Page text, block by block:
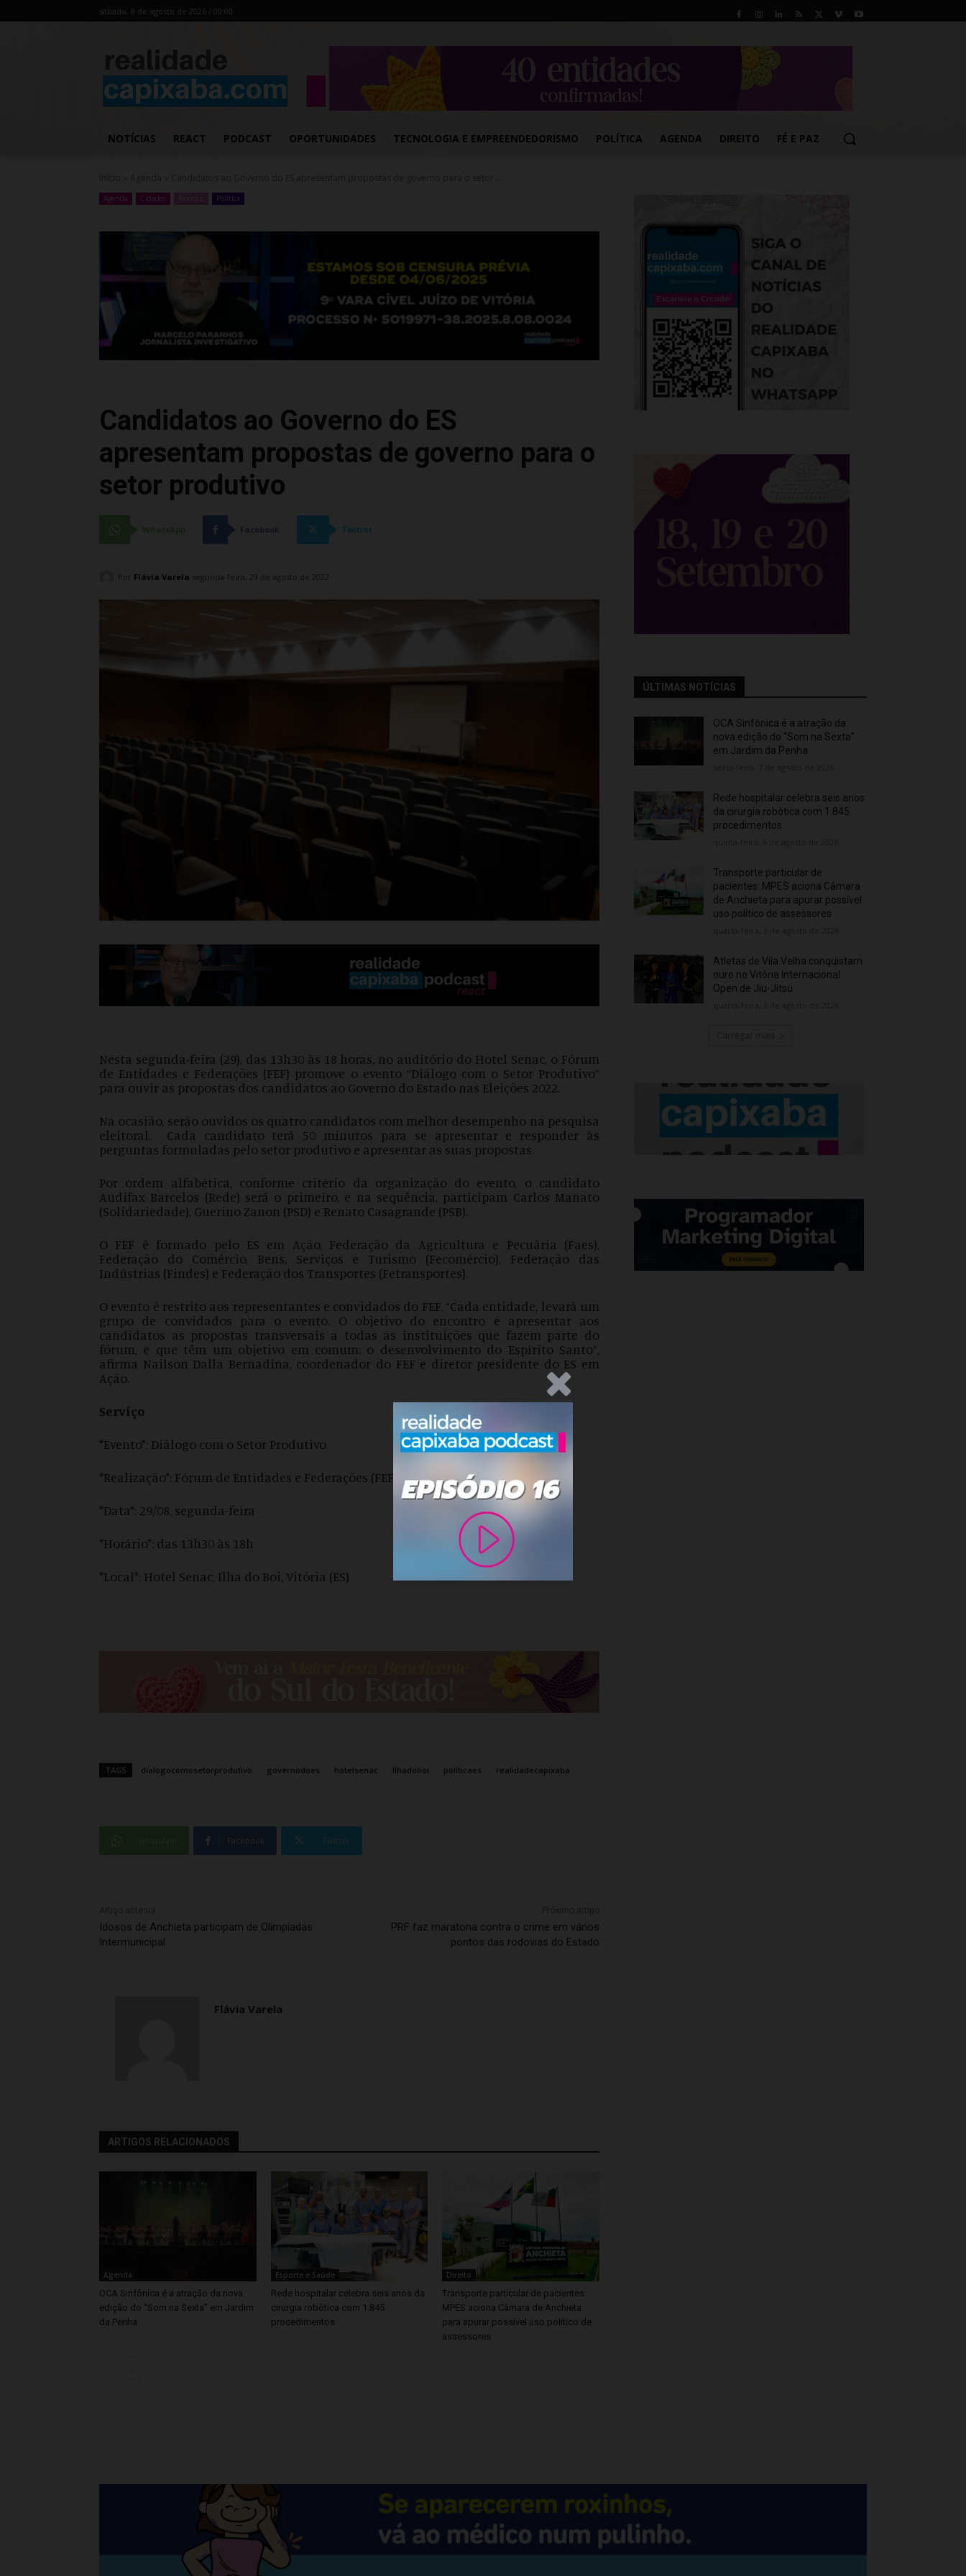
sábado, 8 de agosto de 2026 / 00:00
NOTÍCIAS REACT PODCAST OPORTUNIDADES TECNOLOGIA E EMPREENDEDORISMO POLÍTICA AGENDA DIREITO FÉ E PAZ
Agenda Cidades Política
Candidatos ao Governo do ES
apresentam propostas de governo para o
setor produtivo
Facebook Twitter
Por Flávia Varela segunda-feira, 29 de agosto de 2022
Nesta segunda-feira (29), das 13h30 às 18 horas, no auditório do Hotel Senac, o Fórum
de Entidades e Federações (FEF) promove o evento “Diálogo com o Setor Produtivo”
para ouvir as propostas dos candidatos ao Governo do Estado nas Eleições 2022.
Na ocasião, serão ouvidos os quatro candidatos com melhor desempenho na pesquisa
eleitoral. Cada candidato terá 50 minutos para se apresentar e responder às
perguntas formuladas pelo setor produtivo e apresentar as suas propostas.
Por ordem alfabética, conforme critério da organização do evento, o candidato
Audifax Barcelos (Rede) será o primeiro, e na sequência, participam Carlos Manato
(Solidariedade), Guerino Zanon (PSD) e Renato Casagrande (PSB).
O FEF é formado pelo ES em Ação, Federação da Agricultura e Pecuária (Faes),
Federação do Comércio, Bens, Serviços e Turismo (Fecomércio), Federação das
Indústrias (Findes) e Federação dos Transportes (Fetransportes).
O evento é restrito aos representantes e convidados do FEF. “Cada entidade, levará um
grupo de convidados para o evento. O objetivo do encontro é apresentar aos
candidatos as propostas transversais a todas as instituições que fazem parte do
fórum, e que têm um objetivo em comum: o desenvolvimento do Espírito Santo”,
afirma Nailson Dalla Bernadina, coordenador do FEF e diretor presidente do ES em
Ação.
Serviço
*Evento*: Diálogo com o Setor Produtivo
*Realização*: Fórum de Entidades e Federações (FEF)
*Data*: 29/08, segunda-feira
*Horário*: das 13h30 às 18h
*Local*: Hotel Senac, Ilha do Boi, Vitória (ES)
TAGS dialogocomosetorprodutivo governodoes hotelsenac Ilhadoboi políticaes realidadecapixaba
Facebook Twitter
Idosos de Anchieta participam de Olimpíadas
Intermunicipal
PRF faz maratona contra o crime em vários
pontos das rodovias do Estado
Flávia Varela
ARTIGOS RELACIONADOS
Agenda
OCA Sinfônica é a atração da nova
edição do “Som na Sexta” em Jardim
da Penha
Esporte e Saúde
Rede hospitalar celebra seis anos da
cirurgia robótica com 1.845
procedimentos
Direito
Transporte particular de pacientes:
MPES aciona Câmara de Anchieta
para apurar possível uso político de
assessores
ÚLTIMAS NOTÍCIAS
OCA Sinfônica é a atração da
nova edição do “Som na Sexta”
em Jardim da Penha
Rede hospitalar celebra seis anos
da cirurgia robótica com 1.845
procedimentos
Transporte particular de
pacientes: MPES aciona Câmara
de Anchieta para apurar possível
uso político de assessores
Atletas de Vila Velha conquistam
ouro no Vitória Internacional
Open de Jiu-Jitsu